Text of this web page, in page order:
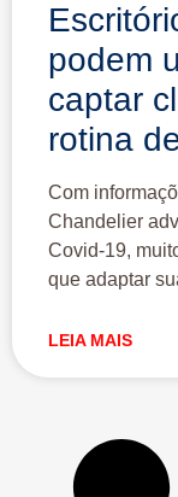
podem
captar
rotina
Com
Chandelier
Covid-19,
que adaptar
LEIA MAIS